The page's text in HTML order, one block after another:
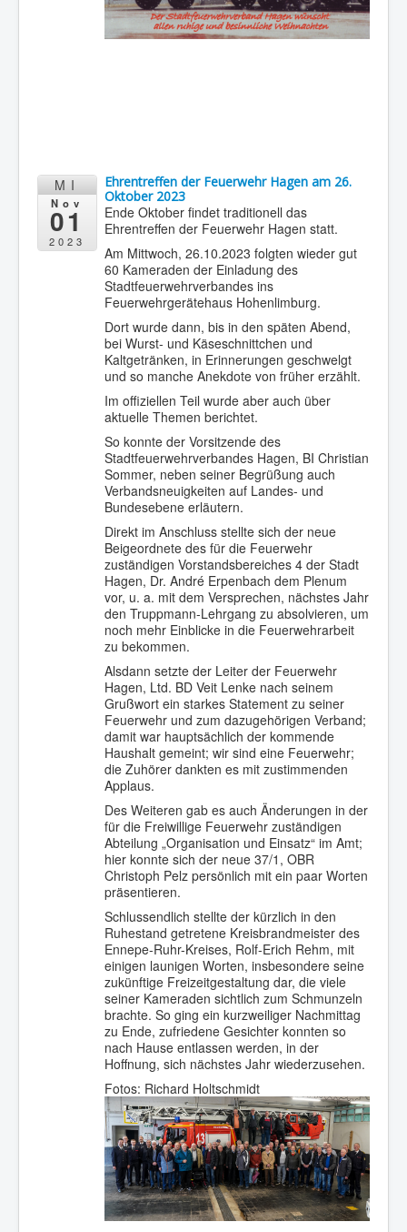
MI
Nov
01
2023
Ehrentreffen der Feuerwehr Hagen am 26.
Oktober 2023
Ende Oktober findet traditionell das
Ehrentreffen der Feuerwehr Hagen statt.
Am Mittwoch, 26.10.2023 folgten wieder gut
60 Kameraden der Einladung des
Stadtfeuerwehrverbandes ins
Feuerwehrgerätehaus Hohenlimburg.
Dort wurde dann, bis in den späten Abend,
bei Wurst- und Käseschnittchen und
Kaltgetränken, in Erinnerungen geschwelgt
und so manche Anekdote von früher erzählt.
Im offiziellen Teil wurde aber auch über
aktuelle Themen berichtet.
So konnte der Vorsitzende des
Stadtfeuerwehrverbandes Hagen, BI Christian
Sommer, neben seiner Begrüßung auch
Verbandsneuigkeiten auf Landes- und
Bundesebene erläutern.
Direkt im Anschluss stellte sich der neue
Beigeordnete des für die Feuerwehr
zuständigen Vorstandsbereiches 4 der Stadt
Hagen, Dr. André Erpenbach dem Plenum
vor, u. a. mit dem Versprechen, nächstes Jahr
den Truppmann-Lehrgang zu absolvieren, um
noch mehr Einblicke in die Feuerwehrarbeit
zu bekommen.
Alsdann setzte der Leiter der Feuerwehr
Hagen, Ltd. BD Veit Lenke nach seinem
Grußwort ein starkes Statement zu seiner
Feuerwehr und zum dazugehörigen Verband;
damit war hauptsächlich der kommende
Haushalt gemeint; wir sind eine Feuerwehr;
die Zuhörer dankten es mit zustimmenden
Applaus.
Des Weiteren gab es auch Änderungen in der
für die Freiwillige Feuerwehr zuständigen
Abteilung „Organisation und Einsatz“ im Amt;
hier konnte sich der neue 37/1, OBR
Christoph Pelz persönlich mit ein paar Worten
präsentieren.
Schlussendlich stellte der kürzlich in den
Ruhestand getretene Kreisbrandmeister des
Ennepe-Ruhr-Kreises, Rolf-Erich Rehm, mit
einigen launigen Worten, insbesondere seine
zukünftige Freizeitgestaltung dar, die viele
seiner Kameraden sichtlich zum Schmunzeln
brachte. So ging ein kurzweiliger Nachmittag
zu Ende, zufriedene Gesichter konnten so
nach Hause entlassen werden, in der
Hoffnung, sich nächstes Jahr wiederzusehen.
Fotos: Richard Holtschmidt